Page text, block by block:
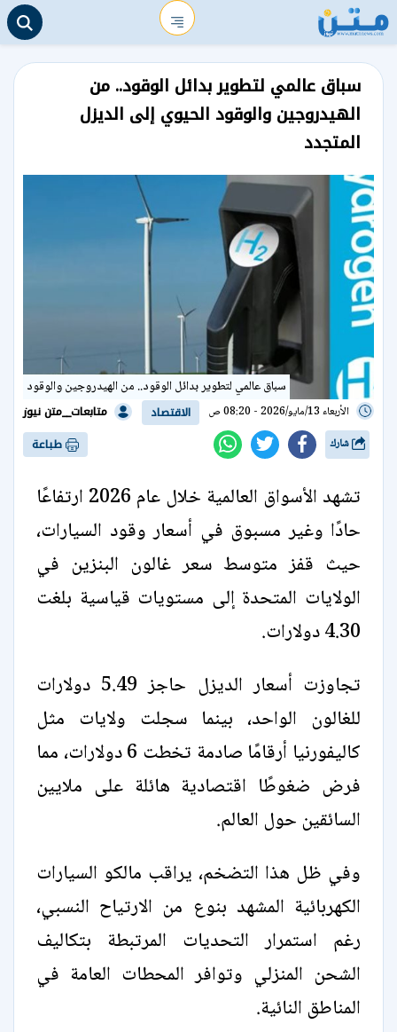
سباق عالمي لتطوير بدائل الوقود.. من
الهيدروجين والوقود الحيوي إلى الديزل
المتجدد
سباق عالمي لتطوير بدائل الوقود.. من الهيدروجين والوقود
الأربعاء 13/مايو/2026 - 08:20 ص الاقتصاد متابعات__متن نيوز
طباعة
تشهد الأسواق العالمية خلال عام 2026 ارتفاعًا
حادًا وغير مسبوق في أسعار وقود السيارات،
حيث قفز متوسط سعر غالون البنزين في
الولايات المتحدة إلى مستويات قياسية بلغت
4.30 دولارات.
تجاوزت أسعار الديزل حاجز 5.49 دولارات
للغالون الواحد، بينما سجلت ولايات مثل
كاليفورنيا أرقامًا صادمة تخطت 6 دولارات، مما
فرض ضغوطًا اقتصادية هائلة على ملايين
السائقين حول العالم.
وفي ظل هذا التضخم، يراقب مالكو السيارات
الكهربائية المشهد بنوع من الارتياح النسبي،
رغم استمرار التحديات المرتبطة بتكاليف
الشحن المنزلي وتوافر المحطات العامة في
المناطق النائية.